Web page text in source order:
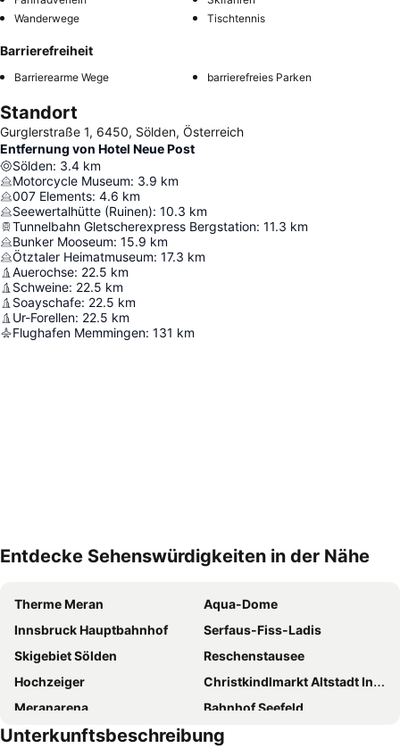
Wanderwege
Tischtennis
Barrierefreiheit
Barrierearme Wege barrierefreies Parken
Standort
Gurglerstraße 1, 6450, Sölden, Österreich
Entfernung von Hotel Neue Post
Sölden: 3.4 km
Motorcycle Museum: 3.9 km
007 Elements: 4.6 km
Seewertalhütte (Ruinen): 10.3 km
Tunnelbahn Gletscherexpress Bergstation: 11.3 km
Bunker Mooseum: 15.9 km
Ötztaler Heimatmuseum: 17.3 km
Auerochse: 22.5 km
Schweine: 22.5 km
Soayschafe: 22.5 km
Ur-Forellen: 22.5 km
Flughafen Memmingen: 131 km
Entdecke Sehenswürdigkeiten in der Nähe
Therme Meran
Aqua-Dome
Innsbruck Hauptbahnhof
Serfaus-Fiss-Ladis
Skigebiet Sölden
Reschenstausee
Hochzeiger
Christkindlmarkt Altstadt Innsbruck
Meranarena
Bahnhof Seefeld
Fendels
Nauders Bergkastel
Unterkunftsbeschreibung